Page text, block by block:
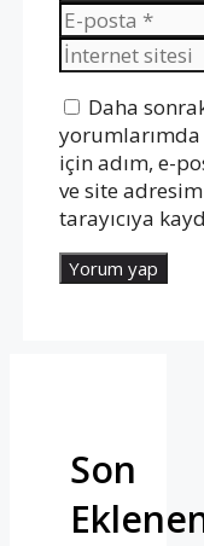
E-
posta
İnternet
sitesi
Daha
yorumlarımda
için adım, e-
ve site
tarayıcıya
Son